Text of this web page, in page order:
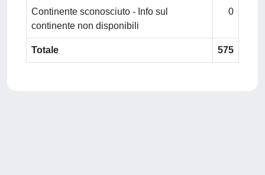
Continente sconosciuto - Info sul
continente non disponibili
0
Totale 575